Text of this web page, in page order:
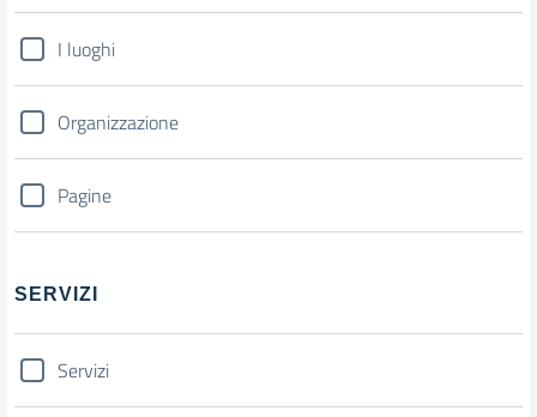
I luoghi
Organizzazione
Pagine
SERVIZI
Servizi